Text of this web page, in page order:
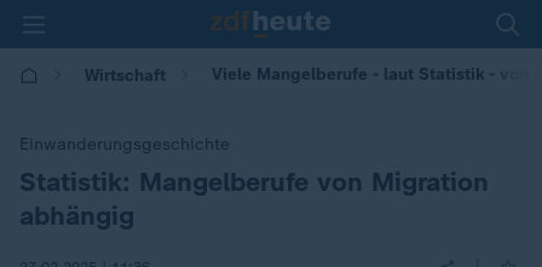
Wirtschaft Viele Mangelberufe - laut Statistik - von
Einwanderungsgeschichte
:
Statistik: Mangelberufe von Migration
abhängig